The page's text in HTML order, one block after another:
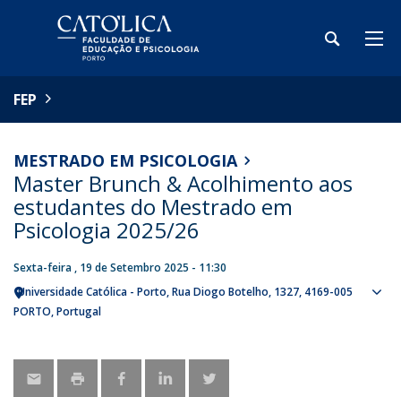
FEP
MESTRADO EM PSICOLOGIA
Master Brunch & Acolhimento aos
estudantes do Mestrado em
Psicologia 2025/26
Sexta-feira , 19 de Setembro 2025 - 11:30
Universidade Católica - Porto Rua Diogo Botelho, 1327 4169-005
PORTO Portugal